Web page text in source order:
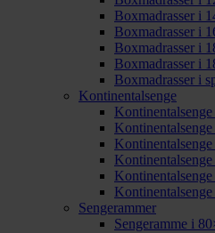
Boxmadrasser i
Boxmadrasser i
Boxmadrasser i
Boxmadrasser i
Boxmadrasser i
Kontinentalsenge
Sengerammer
Sengeramme i